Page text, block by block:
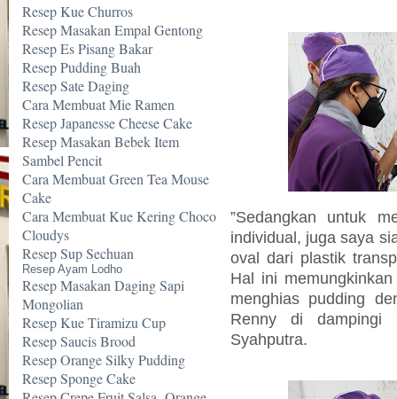
Resep Kue Churros
Resep Masakan Empal Gentong
Resep Es Pisang Bakar
Resep Pudding Buah
Resep Sate Daging
Cara Membuat Mie Ramen
Resep Japanesse Cheese Cake
Resep Masakan Bebek Item
Sambel Pencit
Cara Membuat Green Tea Mouse
Cake
Cara Membuat Kue Kering Choco
Cloudys
Resep Sup Sechuan
Resep Ayam Lodho
Resep Masakan Daging Sapi
Mongolian
Resep Kue Tiramizu Cup
Resep Saucis Brood
Resep Orange Silky Pudding
Resep Sponge Cake
”Sedangkan untuk
individual, juga saya
oval dari plastik
Hal ini
menghias pudding
Renny di dampingi
Syahputra.